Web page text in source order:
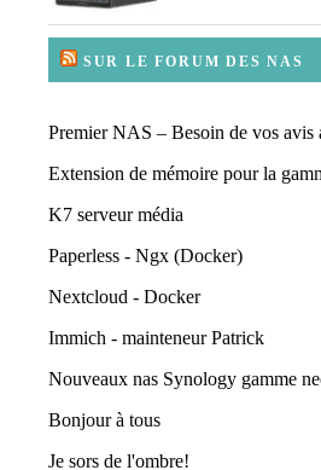
SUR LE FORUM DES NAS
Premier NAS – Besoin de vos avis
Extension de mémoire pour la
K7 serveur média
Paperless - Ngx (Docker)
Nextcloud - Docker
Immich - mainteneur Patrick
Nouveaux nas Synology gamme
Bonjour à tous
Je sors de l'ombre!